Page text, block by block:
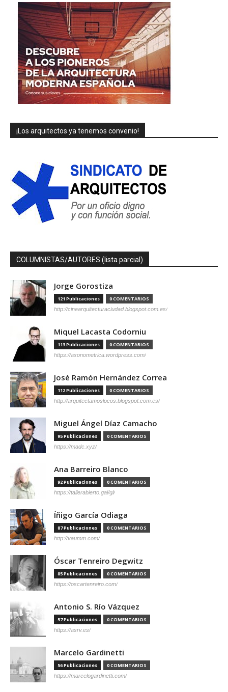
¡Los arquitectos ya tenemos convenio!
COLUMNISTAS/AUTORES (lista parcial)
Jorge Gorostiza
121 Publicaciones 0 COMENTARIOS
http://cinearquitecturaciudad.blogspot.com.es/
Miquel Lacasta Codorniu
113 Publicaciones 0 COMENTARIOS
https://axonometrica.wordpress.com/
José Ramón Hernández Correa
112 Publicaciones 0 COMENTARIOS
http://arquitectamoslocos.blogspot.com.es/
Miguel Ángel Díaz Camacho
95 Publicaciones 0 COMENTARIOS
https://madc.xyz/
Ana Barreiro Blanco
92 Publicaciones 0 COMENTARIOS
https://tallerabierto.gal/gl/
Íñigo García Odiaga
87 Publicaciones 0 COMENTARIOS
http://vaumm.com/
Óscar Tenreiro Degwitz
85 Publicaciones 0 COMENTARIOS
https://oscartenreiro.com/
Antonio S. Río Vázquez
57 Publicaciones 0 COMENTARIOS
https://asrv.es/
Marcelo Gardinetti
56 Publicaciones 0 COMENTARIOS
https://marcelogardinetti.com/